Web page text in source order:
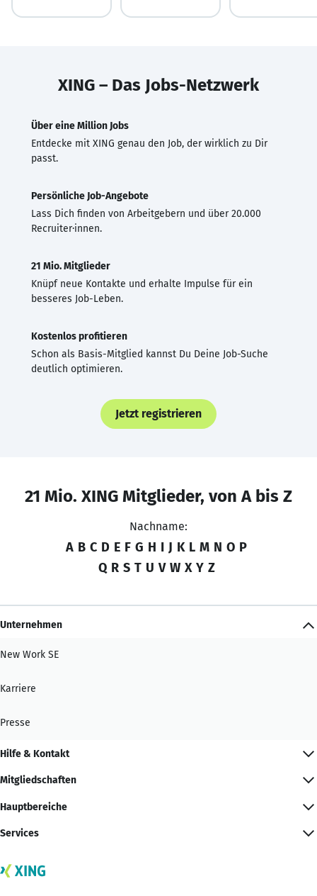
XING – Das Jobs-Netzwerk
Über eine Million Jobs
Entdecke mit XING genau den Job, der wirklich zu Dir
passt.
Persönliche Job-Angebote
Lass Dich finden von Arbeitgebern und über 20.000
Recruiter·innen.
21 Mio. Mitglieder
Knüpf neue Kontakte und erhalte Impulse für ein
besseres Job-Leben.
Kostenlos profitieren
Schon als Basis-Mitglied kannst Du Deine Job-Suche
deutlich optimieren.
Jetzt registrieren
21 Mio. XING Mitglieder, von A bis Z
Nachname:
A B C D E F G H I J K L M N O P
Q R S T U V W X Y Z
Unternehmen
New Work SE
Karriere
Presse
Hilfe & Kontakt
Mitgliedschaften
Hauptbereiche
Services